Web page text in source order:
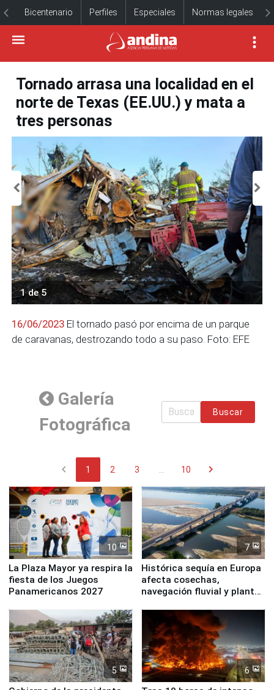
Bicentenario Perfiles Especiales Normas legales
Tornado arrasa una localidad en el
norte de Texas (EE.UU.) y mata a
tres personas
1 de 5
16/06/2023 El tornado pasó por encima de un parque
de caravanas, destrozando todo a su paso. Foto: EFE
Galería
Fotográfica
Buscar
chevron_left 1 2 3 10 chevron_right
10
La Plaza Mayor ya respira la
fiesta de los Juegos
Panamericanos 2027
7
Histórica sequía en Europa
afecta cosechas,
navegación fluvial y plantas
5 6